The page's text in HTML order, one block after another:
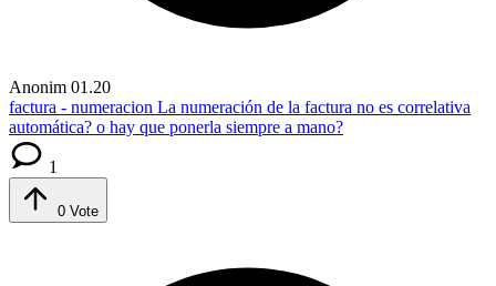
Anonim 01.20
factura - numeracion La numeración de la factura no es correlativa
automática? o hay que ponerla siempre a mano?
1
0 Vote